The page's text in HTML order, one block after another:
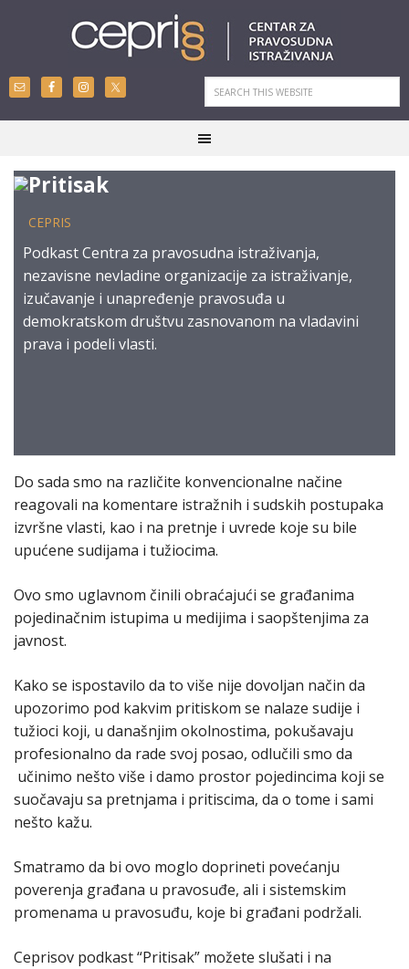
Pritisak
CEPRIS
Podkast Centra za pravosudna istraživanja,
nezavisne nevladine organizacije za istraživanje,
izučavanje i unapređenje pravosuđa u
demokratskom društvu zasnovanom na vladavini
prava i podeli vlasti.
Do sada smo na različite konvencionalne načine
reagovali na komentare istražnih i sudskih postupaka
izvršne vlasti, kao i na pretnje i uvrede koje su bile
upućene sudijama i tužiocima.
Ovo smo uglavnom činili obraćajući se građanima
pojedinačnim istupima u medijima i saopštenjima za
javnost.
Kako se ispostavilo da to više nije dovoljan način da
upozorimo pod kakvim pritiskom se nalaze sudije i
tužioci koji, u današnjim okolnostima, pokušavaju
profesionalno da rade svoj posao, odlučili smo da
učinimo nešto više i damo prostor pojedincima koji se
suočavaju sa pretnjama i pritiscima, da o tome i sami
nešto kažu.
Smatramo da bi ovo moglo doprineti povećanju
poverenja građana u pravosuđe, ali i sistemskim
promenama u pravosuđu, koje bi građani podržali.
Ceprisov podkast “Pritisak” možete slušati i na